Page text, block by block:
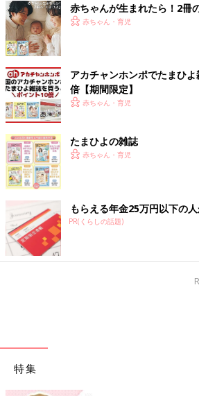
赤ちゃんが生まれたら！2冊
赤ちゃん・育児
アカチャンホンポでたまひ
倍【期間限定】
赤ちゃん・育児
たまひよの雑誌
赤ちゃん・育児
もらえる年金25万円以下の
PR(くらしの話題)
特集